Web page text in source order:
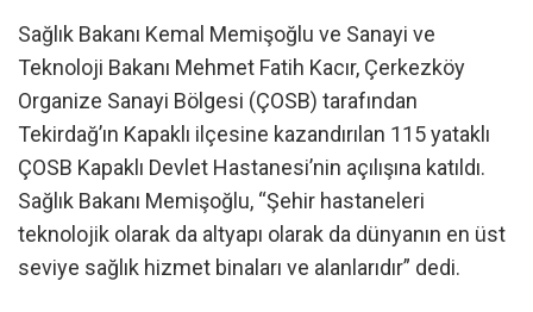
Sağlık Bakanı Kemal Memişoğlu ve Sanayi ve
Teknoloji Bakanı Mehmet Fatih Kacır, Çerkezköy
Organize Sanayi Bölgesi (ÇOSB) tarafından
Tekirdağ’ın Kapaklı ilçesine kazandırılan 115 yataklı
ÇOSB Kapaklı Devlet Hastanesi’nin açılışına katıldı.
Sağlık Bakanı Memişoğlu, “Şehir hastaneleri
teknolojik olarak da altyapı olarak da dünyanın en üst
seviye sağlık hizmet binaları ve alanlarıdır” dedi.